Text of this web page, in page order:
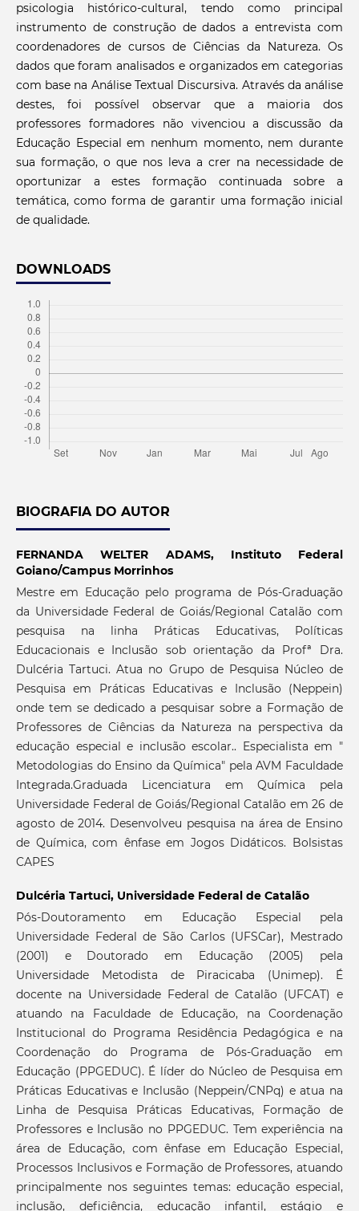
psicologia histórico-cultural, tendo como principal
instrumento de construção de dados a entrevista com
coordenadores de cursos de Ciências da Natureza. Os
dados que foram analisados e organizados em categorias
com base na Análise Textual Discursiva. Através da análise
destes, foi possível observar que a maioria dos
professores formadores não vivenciou a discussão da
Educação Especial em nenhum momento, nem durante
sua formação, o que nos leva a crer na necessidade de
oportunizar a estes formação continuada sobre a
temática, como forma de garantir uma formação inicial
de qualidade.
DOWNLOADS
BIOGRAFIA DO AUTOR
FERNANDA WELTER ADAMS, Instituto Federal
Goiano/Campus Morrinhos
Mestre em Educação pelo programa de Pós-Graduação
da Universidade Federal de Goiás/Regional Catalão com
pesquisa na linha Práticas Educativas, Políticas
Educacionais e Inclusão sob orientação da Profª Dra.
Dulcéria Tartuci. Atua no Grupo de Pesquisa Núcleo de
Pesquisa em Práticas Educativas e Inclusão (Neppein)
onde tem se dedicado a pesquisar sobre a Formação de
Professores de Ciências da Natureza na perspectiva da
educação especial e inclusão escolar.. Especialista em "
Metodologias do Ensino da Química" pela AVM Faculdade
Integrada.Graduada Licenciatura em Química pela
Universidade Federal de Goiás/Regional Catalão em 26 de
agosto de 2014. Desenvolveu pesquisa na área de Ensino
de Química, com ênfase em Jogos Didáticos. Bolsistas
CAPES
Dulcéria Tartuci, Universidade Federal de Catalão
Pós-Doutoramento em Educação Especial pela
Universidade Federal de São Carlos (UFSCar), Mestrado
(2001) e Doutorado em Educação (2005) pela
Universidade Metodista de Piracicaba (Unimep). É
docente na Universidade Federal de Catalão (UFCAT) e
atuando na Faculdade de Educação, na Coordenação
Institucional do Programa Residência Pedagógica e na
Coordenação do Programa de Pós-Graduação em
Educação (PPGEDUC). É líder do Núcleo de Pesquisa em
Práticas Educativas e Inclusão (Neppein/CNPq) e atua na
Linha de Pesquisa Práticas Educativas, Formação de
Professores e Inclusão no PPGEDUC. Tem experiência na
área de Educação, com ênfase em Educação Especial,
Processos Inclusivos e Formação de Professores, atuando
principalmente nos seguintes temas: educação especial,
inclusão, deficiência, educação infantil, estágio e